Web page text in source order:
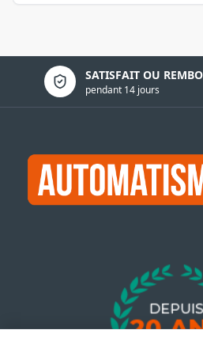
SATISFAIT OU
pendant 14 jours
Politique de confidentialité